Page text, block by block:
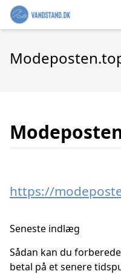
https://
Seneste indlæg
Sådan kan du
betal på et senere